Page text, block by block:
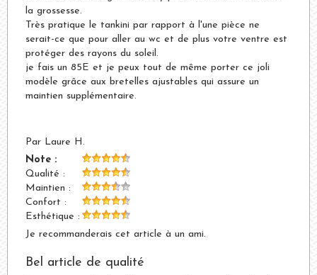
la grossesse.
Très pratique le tankini par rapport à l'une pièce ne
serait-ce que pour aller au wc et de plus votre ventre est
protéger des rayons du soleil.
je fais un 85E et je peux tout de même porter ce joli
modèle grâce aux bretelles ajustables qui assure un
maintien supplémentaire.
Par Laure H.
Note :
Qualité :
Maintien :
Confort :
Esthétique :
Je recommanderais cet article à un ami.
Bel article de qualité